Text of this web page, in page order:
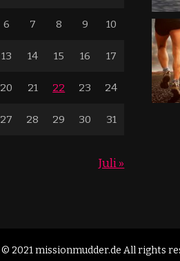
6 7 8 9 10
13 14 15 16 17
20 21 22 23 24
27 28 29 30 31
Juli »